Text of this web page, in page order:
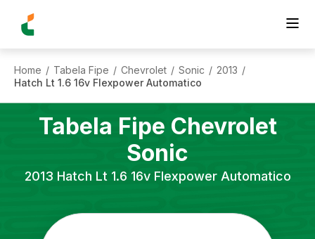
Home / Tabela Fipe / Chevrolet / Sonic / 2013 /
Hatch Lt 1.6 16v Flexpower Automatico
Tabela Fipe Chevrolet
Sonic
2013 Hatch Lt 1.6 16v Flexpower Automatico